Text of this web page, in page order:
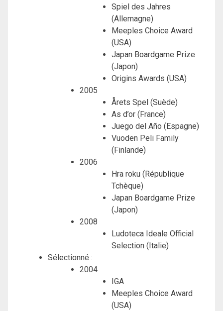
Spiel des Jahres
(Allemagne)
Meeples Choice Award
(USA)
Japan Boardgame Prize
(Japon)
Origins Awards (USA)
2005
Årets Spel (Suède)
As d’or (France)
Juego del Año (Espagne)
Vuoden Peli Family
(Finlande)
2006
Hra roku (République
Tchèque)
Japan Boardgame Prize
(Japon)
2008
Ludoteca Ideale Official
Selection (Italie)
Sélectionné :
2004
IGA
Meeples Choice Award
(USA)